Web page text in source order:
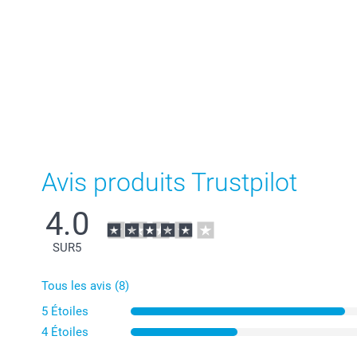
Avis produits Trustpilot
4.0
SUR5
Tous les avis (8)
5 Étoiles
4 Étoiles